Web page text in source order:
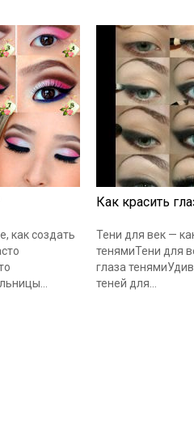
как создать
Как красить
Тени для век —
тенямиТени для
глаза
теней для…